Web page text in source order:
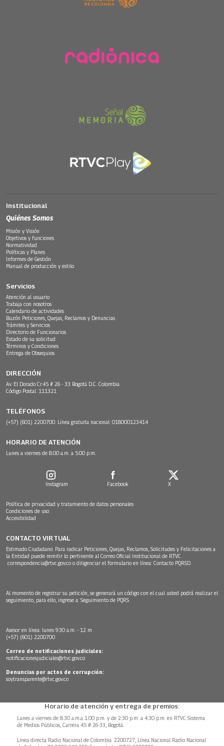
Institucional
Quiénes Somos
Misión y Visión
Objetivos y funciones
Normatividad
Políticas y Planes
Informes de Gestión
Manual de producción y estilo
Servicios
Atención al usuario
Trabaja con nosotros
Calendario de actividades
Buzón Peticiones, Quejas, Reclamos y Denuncias
Trámites y Servicios
Directorio de Funcionarios
Estado de su solicitud
Términos y Condiciones
Entrega de Obsequios
DIRECCIÓN
Av. El Dorado Cr.45 # 26 - 33 Bogotá D.C. Colombia.
Código Postal: 111321
TELÉFONOS
(+57) (601) 2200700. Línea gratuita nacional: 018000123414
HORARIO DE ATENCIÓN
Lunes a viernes de 8:00 a.m. a 5:00 p.m.
Instagram Facebook X
Política de privacidad y tratamiento de datos personales
Condiciones de uso
Accesibilidad
CONTACTO VIRTUAL
Estimado Ciudadano: Para radicar Peticiones, Quejas, Reclamos, Solicitudes y Felicitaciones a
la Entidad puede remitir lo pertinente al Correo Oficial Institucional de RTVC
correspondencia@rtvc.gov.co o diligenciar el formulario en línea: Contacto PQRSD.
Al momento de registrar su petición, se generará un código con el cual usted podrá realizar el
seguimiento, para ello, ingrese a: Seguimiento de PQRS
Asesor en línea: lunes 9:30 a.m. - 12 m
(+57) (601) 2200700
Correo de notificaciones judiciales:
notificacionesjudiciales@rtvc.gov.co
Denuncias por actos de corrupción:
soytransparente@rtvc.gov.co
Horario de atención y entrega de premios:
Lunes a viernes de 8:30 a.m.a 1:00 p.m. y de 2:30 p.m. a 4:30 p.m. en RTVC Sistema
de Medios Públicos, Carrera 45 # 26-33, Bogotá.
Línea directa Radio Nacional de Colombia: 2200727, Línea Nacional Radio Nacional